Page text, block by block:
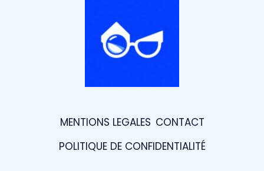
MENTIONS LEGALES CONTACT
POLITIQUE DE CONFIDENTIALITÉ